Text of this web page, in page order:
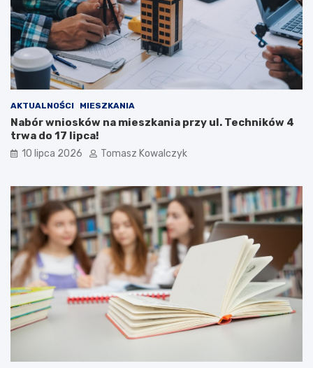
AKTUALNOŚCI MIESZKANIA
Nabór wniosków na mieszkania przy ul. Techników 4
trwa do 17 lipca!
10 lipca 2026 Tomasz Kowalczyk